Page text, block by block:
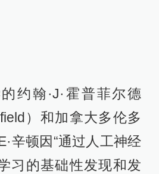
约翰·J·霍普菲尔德
）和加拿大多伦多
辛顿因“通过人工神经
习的基础性发现和发